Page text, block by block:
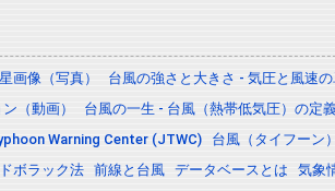
画像（写真）
台風の強さと大きさ - 気圧と風速
（動画）
台風の一生 - 台風（熱帯低気圧）の定
Warning Center (JTWC)
台風（タイフーン
ボラック法 前線と台風 データベースとは
気象